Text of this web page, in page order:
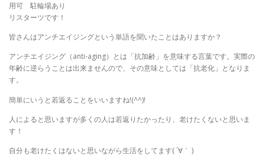
用可 駐輪場あり
リスターツです！
皆さんはアンチエイジングという単語を聞いたことはありますか？
アンチエイジング（anti-aging）とは「抗加齢」を意味する言葉です。実際の
年齢に逆らうことは出来ませんので、その意味としては「抗老化」となりま
す。
簡単にいうと若返ることをいいますね!(^^)!
人によると思いますが多くの人は若返りたかったり、老けたくないと思いま
す！
自分も老けたくはないと思いながら生活をしてます( ´∀｀ )